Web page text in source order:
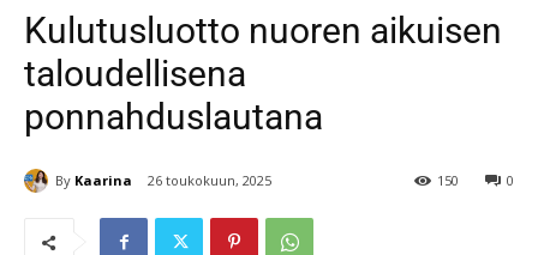
Kulutusluotto nuoren aikuisen
taloudellisena
ponnahduslautana
By Kaarina 26 toukokuun, 2025 0
150